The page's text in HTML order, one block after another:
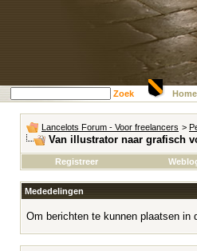
Zoek Home
Lancelots Forum - Voor freelancers >
Van illustrator naar grafisch
Registreer
Mededelingen
Om berichten te kunnen plaatsen